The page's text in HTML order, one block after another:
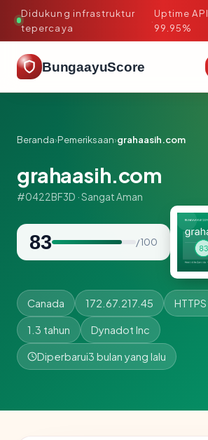
Didukung infrastruktur
tepercaya
·
Uptime
99.95%
BungaayuScore
Beranda›Pemeriksaan›grahaasih.com
grahaasih.com
#0422BF3D · Sangat Aman
83 / 100
Canada 172.67.217.45
1.3 tahun Dynadot Inc
Diperbarui3 bulan yang lalu